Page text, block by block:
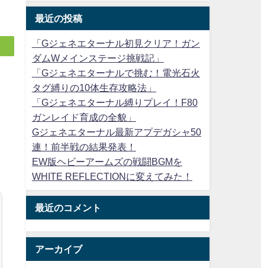
最近の投稿
「Gジェネエターナル初見クリア！ガン
ダムWメインステージ挑戦記」
「Gジェネエターナルで挑む！電光石火
タグ縛りの10体生存攻略法」
「Gジェネエターナル縛りプレイ！F80
ガンレイド育成の全貌」
Gジェネエターナル最新アプデガシャ50
連！前半戦の結果発表！
EW版ヘビーアームズの戦闘BGMを
WHITE REFLECTIONに変えてみた！
最近のコメント
アーカイブ